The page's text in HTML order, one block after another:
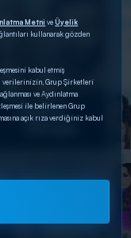
Metni veÜyelik
kullanarak gözden
kabul etmiş
verilerinizin, Grup Şirketleri
ve Aydınlatma
ile belirlenen Grup
açık rıza verdiğiniz kabul